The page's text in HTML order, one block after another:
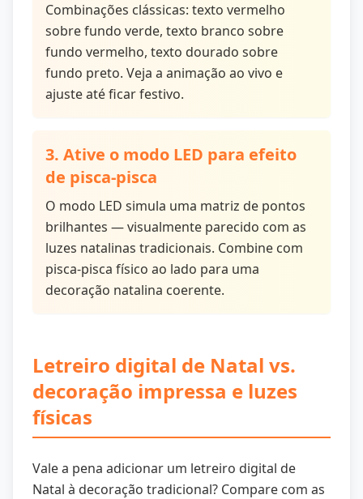
Combinações clássicas: texto vermelho
sobre fundo verde, texto branco sobre
fundo vermelho, texto dourado sobre
fundo preto. Veja a animação ao vivo e
ajuste até ficar festivo.
3. Ative o modo LED para efeito
de pisca-pisca
O modo LED simula uma matriz de pontos
brilhantes — visualmente parecido com as
luzes natalinas tradicionais. Combine com
pisca-pisca físico ao lado para uma
decoração natalina coerente.
Letreiro digital de Natal vs.
decoração impressa e luzes
físicas
Vale a pena adicionar um letreiro digital de
Natal à decoração tradicional? Compare com as